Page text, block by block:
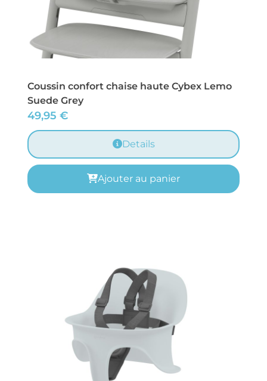
Coussin confort chaise haute Cybex Lemo
Suede Grey
49,95 €
Details
Ajouter au panier